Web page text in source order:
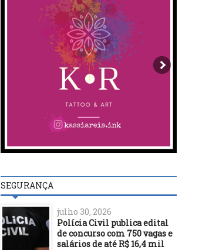
SEGURANÇA
julho 30, 2026
Polícia Civil publica edital
de concurso com 750 vagas e
salários de até R$ 16,4 mil